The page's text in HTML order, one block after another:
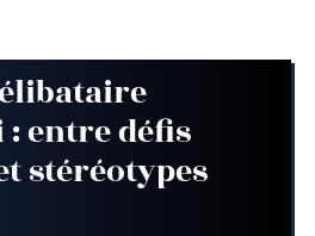
entre défis
stéréotypes